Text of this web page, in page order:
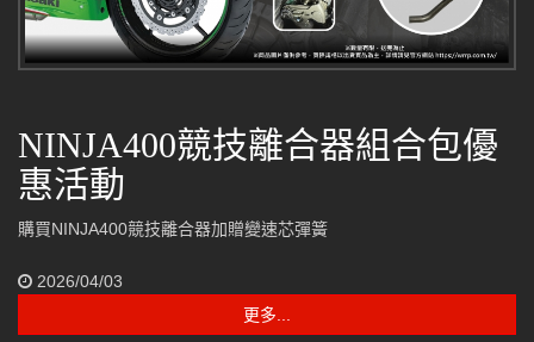
NINJA400競技離合器組合包優
惠活動
購買NINJA400競技離合器加贈變速芯彈簧
2026/04/03
更多...